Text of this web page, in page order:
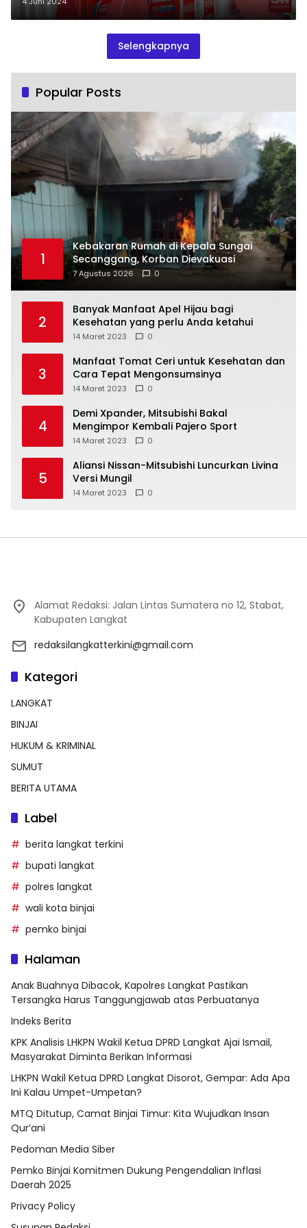
Selengkapnya
Popular Posts
1
Kebakaran Rumah di Kepala Sungai
Secanggang, Korban Dievakuasi
7 Agustus 2026 0
2
Banyak Manfaat Apel Hijau bagi
Kesehatan yang perlu Anda ketahui
14 Maret 2023 0
3
Manfaat Tomat Ceri untuk Kesehatan dan
Cara Tepat Mengonsumsinya
14 Maret 2023 0
4
Demi Xpander, Mitsubishi Bakal
Mengimpor Kembali Pajero Sport
14 Maret 2023 0
5
Aliansi Nissan-Mitsubishi Luncurkan Livina
Versi Mungil
14 Maret 2023 0
Alamat Redaksi: Jalan Lintas Sumatera no 12, Stabat,
Kabupaten Langkat
redaksilangkatterkini@gmail.com
Kategori
LANGKAT
BINJAI
HUKUM & KRIMINAL
SUMUT
BERITA UTAMA
Label
berita langkat terkini
bupati langkat
polres langkat
wali kota binjai
pemko binjai
Halaman
Anak Buahnya Dibacok, Kapolres Langkat Pastikan
Tersangka Harus Tanggungjawab atas Perbuatanya
Indeks Berita
KPK Analisis LHKPN Wakil Ketua DPRD Langkat Ajai Ismail,
Masyarakat Diminta Berikan Informasi
LHKPN Wakil Ketua DPRD Langkat Disorot, Gempar: Ada Apa
Ini Kalau Umpet-Umpetan?
MTQ Ditutup, Camat Binjai Timur: Kita Wujudkan Insan
Qur’ani
Pedoman Media Siber
Pemko Binjai Komitmen Dukung Pengendalian Inflasi
Daerah 2025
Privacy Policy